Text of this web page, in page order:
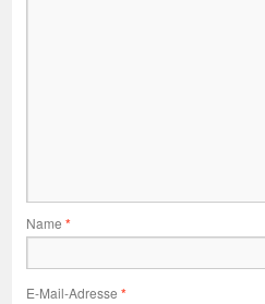
Name *
E-Mail-Adresse *